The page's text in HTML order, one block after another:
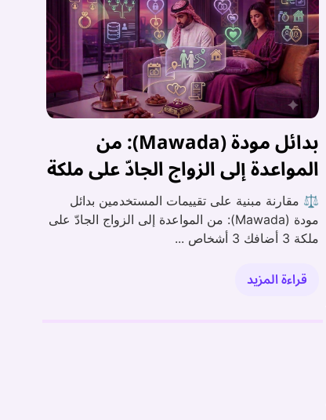
بدائل مودة (Mawada): من
المواعدة إلى الزواج الجادّ على ملكة
⚖️ مقارنة مبنية على تقييمات المستخدمين بدائل
مودة (Mawada): من المواعدة إلى الزواج الجادّ على
ملكة 3 أضافك 3 أشخاص ...
قراءة المزيد